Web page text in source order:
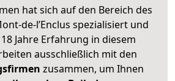
hat sich auf den Bereich des
de-l’Enclus spezialisiert und
Jahre Erfahrung in diesem
ausschließlich mit den
zusammen, um Ihnen